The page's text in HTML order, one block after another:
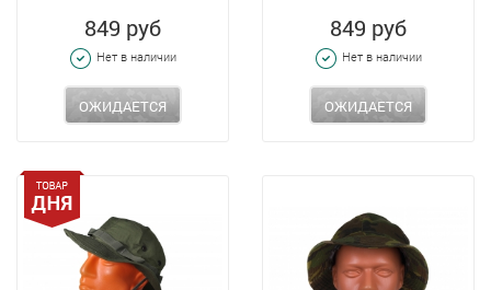
849 руб
Нет в наличии
ОЖИДАЕТСЯ
849 руб
Нет в наличии
ОЖИДАЕТСЯ